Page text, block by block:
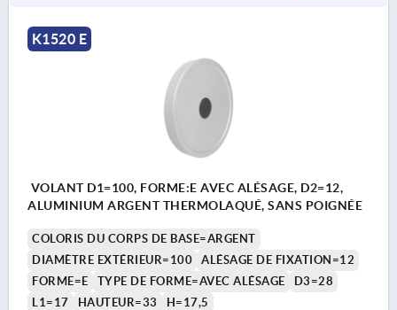
K1520 E
VOLANT D1=100, FORME:E AVEC ALÉSAGE, D2=12,
ALUMINIUM ARGENT THERMOLAQUÉ, SANS POIGNÉE
COLORIS DU CORPS DE BASE=ARGENT
DIAMÈTRE EXTÉRIEUR=100
ALÉSAGE DE FIXATION=12
FORME=E
TYPE DE FORME=AVEC ALÉSAGE
D3=28
L1=17
HAUTEUR=33 H=17,5